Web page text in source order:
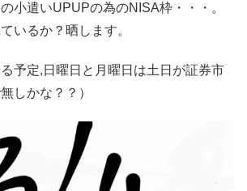
小遣いUPUPの為のNISA枠・・・。
いるか？晒します。
る予定,日曜日と月曜日は土日が証券市
しかな？？）